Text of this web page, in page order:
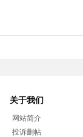
关于我们
网站简介
投诉删帖